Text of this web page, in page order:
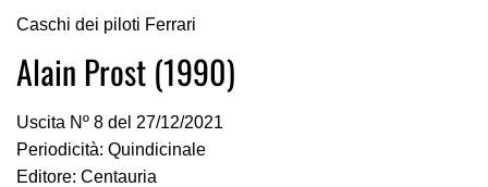
all'inizio
della
galleria
immagini
Caschi dei piloti Ferrari
Alain Prost (1990)
Uscita Nº 8 del 27/12/2021
Periodicità: Quindicinale
Editore: Centauria